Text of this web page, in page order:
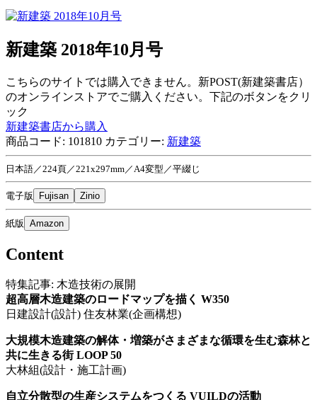
新建築 2018年10月号
こちらのサイトでは購入できません。新POST(新建築書店）
のオンラインストアでご購入ください。下記のボタンをクリ
ック
新建築書店から購入
商品コード: 101810 カテゴリー: 新建築
日本語／224頁／221x297mm／A4変型／平綴じ
電子版 Fujisan Zinio
紙版 Amazon
Content
特集記事: 木造技術の展開
超高層木造建築のロードマップを描く W350
日建設計(設計) 住友林業(企画構想)
大規模木造建築の解体・増築がさまざまな循環を生む森林と
共に生きる街 LOOP 50
大林組(設計・施工計画)
自立分散型の生産システムをつくる VUILDの活動